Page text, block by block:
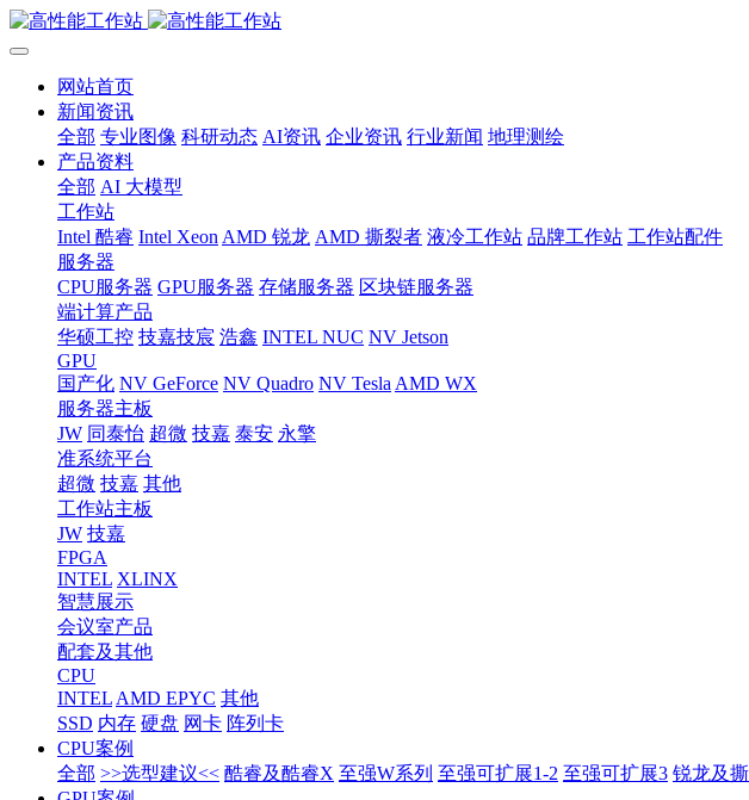
网站首页
新闻资讯
全部 专业图像 科研动态 AI资讯 企业资讯 行业新闻 地理测绘
产品资料
全部 AI 大模型
工作站
Intel 酷睿 Intel Xeon AMD 锐龙 AMD 撕裂者 液冷工作站 品牌工作站 工作站配件
服务器
CPU服务器 GPU服务器 存储服务器 区块链服务器
端计算产品
华硕工控 技嘉技宸 浩鑫 INTEL NUC NV Jetson
GPU
国产化 NV GeForce NV Quadro NV Tesla AMD WX
服务器主板
JW 同泰怡 超微 技嘉 泰安 永擎
准系统平台
超微 技嘉 其他
工作站主板
JW 技嘉
FPGA
INTEL XLINX
智慧展示
会议室产品
配套及其他
CPU
INTEL AMD EPYC 其他
SSD 内存 硬盘 网卡 阵列卡
CPU案例
全部 >>选型建议<< 酷睿及酷睿X 至强W系列 至强可扩展1-2 至强可扩展3 锐龙及